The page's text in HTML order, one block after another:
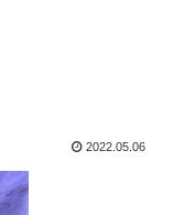
2022.05.06